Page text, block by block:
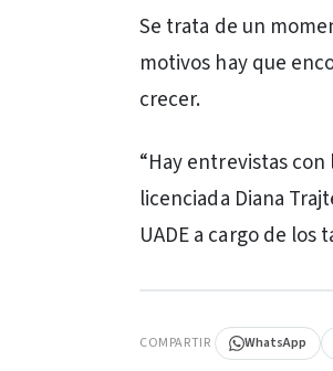
Se trata de un
motivos hay que
crecer.
“Hay entrevistas
licenciada Diana
UADE a cargo de los
COMPARTIR WhatsApp